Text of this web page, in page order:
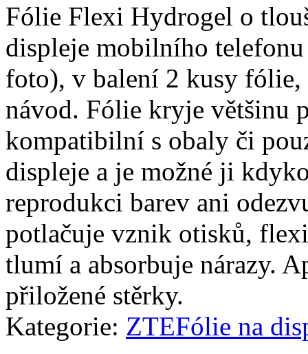
Fólie Flexi Hydrogel o
displeje mobilního
foto), v balení 2 kusy fólie,
návod. Fólie kryje většinu
kompatibilní s obaly či
displeje a je možné ji
reprodukci barev ani
potlačuje vznik otisků,
tlumí a absorbuje nárazy.
přiložené stěrky.
Kategorie: ZTEFólie na